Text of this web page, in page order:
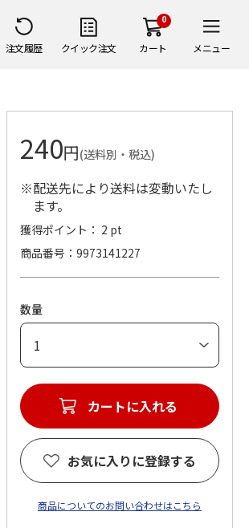
注文履歴 クイック注文
0
カート メニュー
240円(送料別・税込)
※配送先により送料は変動いたし
ます。
獲得ポイント： 2 pt
商品番号
9973141227
数量
カートに入れる
お気に入りに登録する
商品についてのお問い合わせはこちら